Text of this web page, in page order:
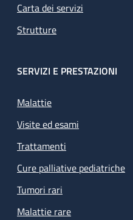
Carta dei servizi
Strutture
SERVIZI E PRESTAZIONI
Malattie
Visite ed esami
Trattamenti
Cure palliative pediatriche
Tumori rari
Malattie rare